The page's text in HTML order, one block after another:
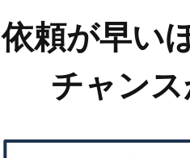
依頼が早い
チャン